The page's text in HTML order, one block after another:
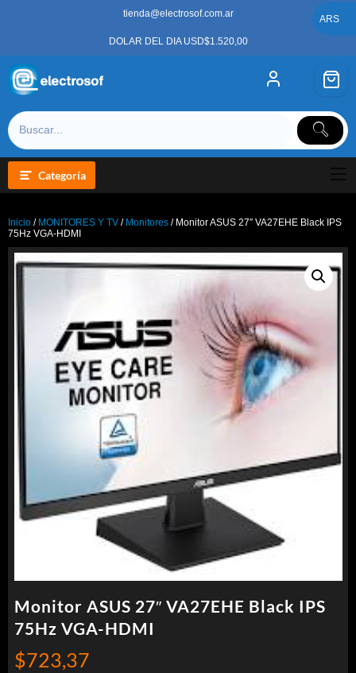
tienda@electrosof.com.ar
DOLAR DEL DIA USD$1.520,00
Categoría
Inicio / MONITORES Y TV / Monitores / Monitor ASUS 27″ VA27EHE Black IPS
75Hz VGA-HDMI
Monitor ASUS 27″ VA27EHE Black IPS
75Hz VGA-HDMI
$723,37
ARS